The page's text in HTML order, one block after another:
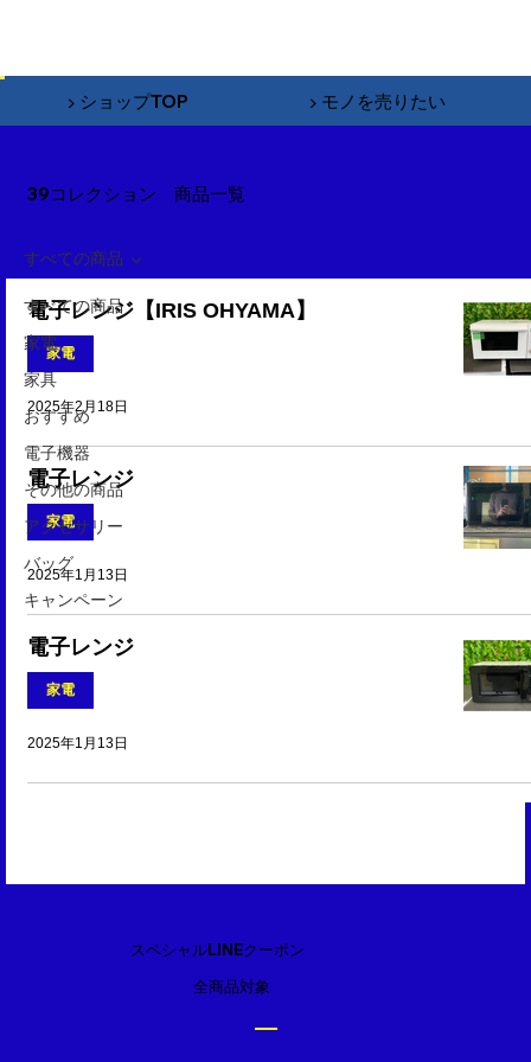
39コレクション 商品一覧
全商品対象
スペシャルLINEクーポン
すべての商品
家電
家具
おすすめ
電子機器
その他の商品
アクセサリー
バッグ
キャンペーン
すべての商品
電子レンジ【IRIS OHYAMA】
家電
2025年2月18日
電子レンジ
家電
2025年1月13日
電子レンジ
家電
2025年1月13日
▶︎ ショップTOP ▶︎ モノを売りたい